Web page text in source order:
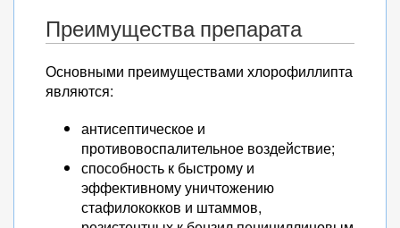
Преимущества препарата
Основными преимуществами хлорофиллипта
являются:
антисептическое и
противовоспалительное воздействие;
способность к быстрому и
эффективному уничтожению
стафилококков и штаммов,